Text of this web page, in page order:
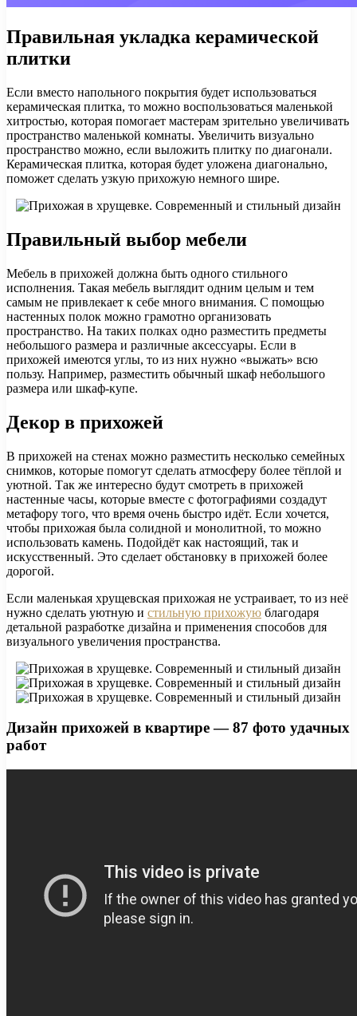
Правильная укладка керамической
плитки
Если вместо напольного покрытия будет использоваться
керамическая плитка, то можно воспользоваться маленькой
хитростью, которая помогает мастерам зрительно увеличивать
пространство маленькой комнаты. Увеличить визуально
пространство можно, если выложить плитку по диагонали.
Керамическая плитка, которая будет уложена диагонально,
поможет сделать узкую прихожую немного шире.
Правильный выбор мебели
Мебель в прихожей должна быть одного стильного
исполнения. Такая мебель выглядит одним целым и тем
самым не привлекает к себе много внимания. С помощью
настенных полок можно грамотно организовать
пространство. На таких полках одно разместить предметы
небольшого размера и различные аксессуары. Если в
прихожей имеются углы, то из них нужно «выжать» всю
пользу. Например, разместить обычный шкаф небольшого
размера или шкаф-купе.
Декор в прихожей
В прихожей на стенах можно разместить несколько семейных
снимков, которые помогут сделать атмосферу более тёплой и
уютной. Так же интересно будут смотреть в прихожей
настенные часы, которые вместе с фотографиями создадут
метафору того, что время очень быстро идёт. Если хочется,
чтобы прихожая была солидной и монолитной, то можно
использовать камень. Подойдёт как настоящий, так и
искусственный. Это сделает обстановку в прихожей более
дорогой.
Если маленькая хрущевская прихожая не устраивает, то из неё
нужно сделать уютную и стильную прихожую благодаря
детальной разработке дизайна и применения способов для
визуального увеличения пространства.
Дизайн прихожей в квартире — 87 фото удачных
работ